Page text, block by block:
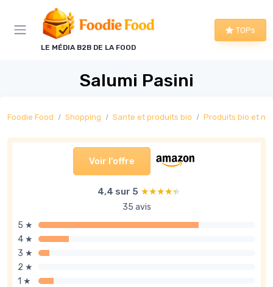
LE MÉDIA B2B DE LA FOOD
TOPs
Salumi Pasini
Foodie Food Shopping Sante et produits bio Produits bio et
Voir l'offre
4,4 sur 5 ★★★★★
★★★★★
35 avis
5 ★
4 ★
3 ★
2 ★
1 ★
Panneau de gestion des cookies